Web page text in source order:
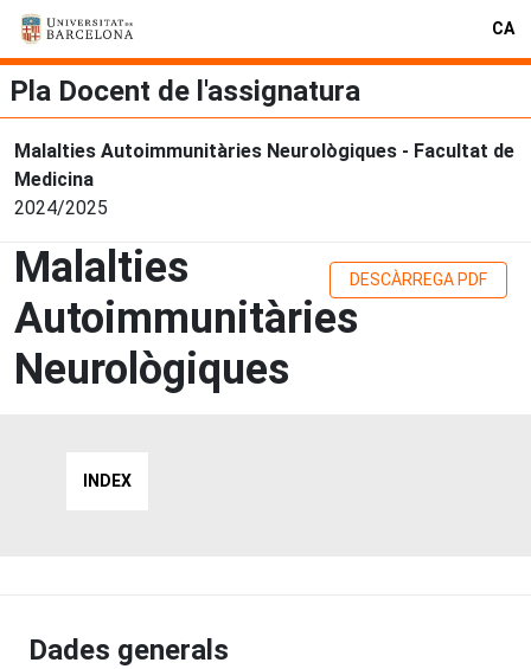
CA
Pla Docent de l'assignatura
Malalties Autoimmunitàries Neurològiques - Facultat de
Medicina
2024/2025
Malalties
Autoimmunitàries
Neurològiques
DESCÀRREGA PDF
INDEX
Dades generals